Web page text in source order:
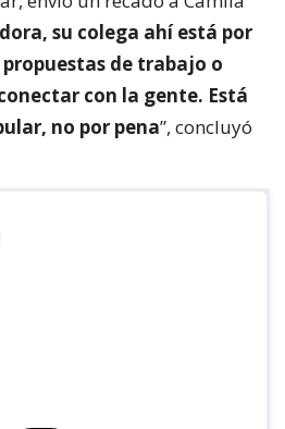
su colega ahí está por
de trabajo o
con la gente. Está
no por pena”, concluyó